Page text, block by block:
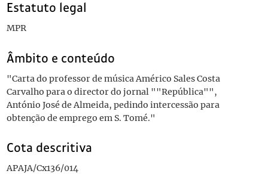
Estatuto legal
MPR
Âmbito e conteúdo
"Carta do professor de música Américo Sales Costa
Carvalho para o director do jornal ""República"",
António José de Almeida, pedindo intercessão para
obtenção de emprego em S. Tomé."
Cota descritiva
APAJA/Cx136/014